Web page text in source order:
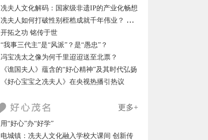
冼夫人文化解码：国家级非遗IP的产业化畅想
冼夫人如何打破性别桎梏成就千年伟业？ ——冼夫人威震岭南名垂千古的历史背景
开拓之功 铭传于世
“我事三代主”是“风派”？是“愚忠”？
冯宝冼太之像为何千里迢迢送至北票？
《谯国夫人》蕴含的“好心精神”及其时代弘扬
《好心宝宝之冼夫人》在央视热播引热议
更多+
用“好心”办“好学”
电城镇：冼夫人文化融入学校大课间 创新传